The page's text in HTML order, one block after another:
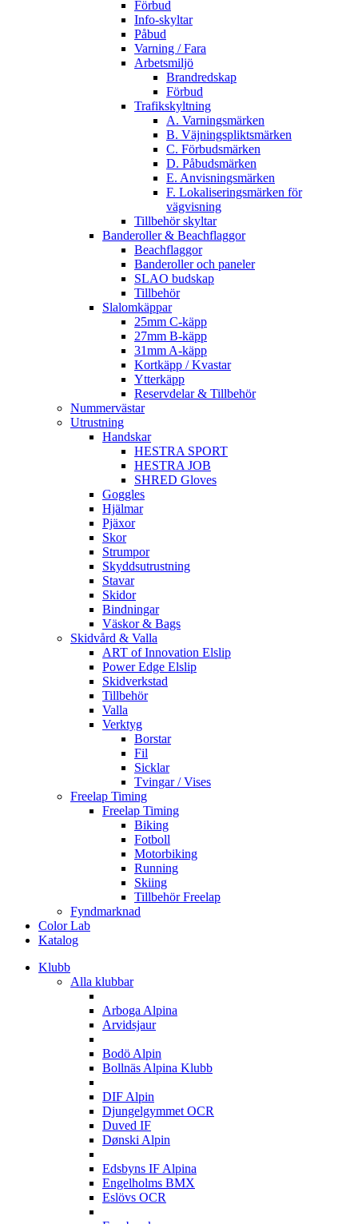
Förbud
Info-skyltar
Påbud
Varning / Fara
Arbetsmiljö
Brandredskap
Förbud
Trafikskyltning
A. Varningsmärken
B. Väjningspliktsmärken
C. Förbudsmärken
D. Påbudsmärken
E. Anvisningsmärken
F. Lokaliseringsmärken för
vägvisning
Tillbehör skyltar
Banderoller & Beachflaggor
Beachflaggor
Banderoller och paneler
SLAO budskap
Tillbehör
Slalomkäppar
25mm C-käpp
27mm B-käpp
31mm A-käpp
Kortkäpp / Kvastar
Ytterkäpp
Reservdelar & Tillbehör
Nummervästar
Utrustning
Handskar
HESTRA SPORT
HESTRA JOB
SHRED Gloves
Goggles
Hjälmar
Pjäxor
Skor
Strumpor
Skyddsutrustning
Stavar
Skidor
Bindningar
Väskor & Bags
Skidvård & Valla
ART of Innovation Elslip
Power Edge Elslip
Skidverkstad
Tillbehör
Valla
Verktyg
Borstar
Fil
Sicklar
Tvingar / Vises
Freelap Timing
Freelap Timing
Biking
Fotboll
Motorbiking
Running
Skiing
Tillbehör Freelap
Fyndmarknad
Color Lab
Katalog
Klubb
Alla klubbar
Arboga Alpina
Arvidsjaur
Bodö Alpin
Bollnäs Alpina Klubb
DIF Alpin
Djungelgymmet OCR
Duved IF
Dønski Alpin
Edsbyns IF Alpina
Engelholms BMX
Eslövs OCR